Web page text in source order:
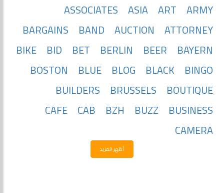
ARMY
ART
ASIA
ASSOCIATES
ATTORNEY
AUCTION
BAND
BARGAINS
BAYERN
BEER
BERLIN
BET
BID
BIKE
BINGO
BLACK
BLOG
BLUE
BOSTON
BOUTIQUE
BRUSSELS
BUILDERS
BUSINESS
BUZZ
BZH
CAB
CAFE
CAMERA
أظهر المزيد